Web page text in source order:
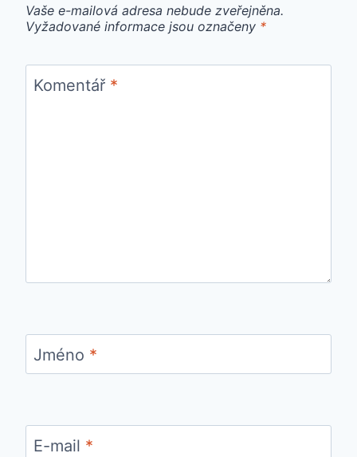
Vaše e-mailová adresa nebude zveřejněna.
Vyžadované informace jsou označeny *
Komentář *
Jméno *
E-mail *